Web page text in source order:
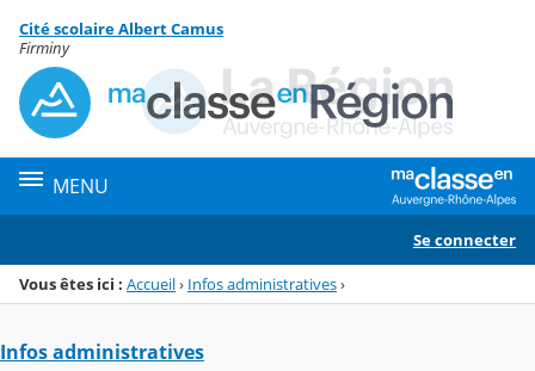
Menu de la rubrique
Contenu
Cité scolaire Albert Camus
Firminy
MENU
Se connecter
Vous êtes ici : Accueil› Infos administratives›
Infos administratives